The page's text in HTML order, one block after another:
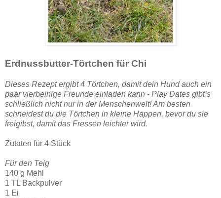
Erdnussbutter-Törtchen für Chi
Dieses Rezept ergibt 4 Törtchen, damit dein Hund auch ein
paar vierbeinige Freunde einladen kann - Play Dates gibt’s
schließlich nicht nur in der Menschenwelt! Am besten
schneidest du die Törtchen in kleine Happen, bevor du sie
freigibst, damit das Fressen leichter wird.
Zutaten für 4 Stück
Für den Teig
140 g Mehl
1 TL Backpulver
1 Ei